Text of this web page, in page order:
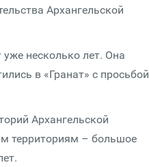
Архангельской
несколько лет. Она
в «Гранат» с просьбой
Архангельской
территориям – большое